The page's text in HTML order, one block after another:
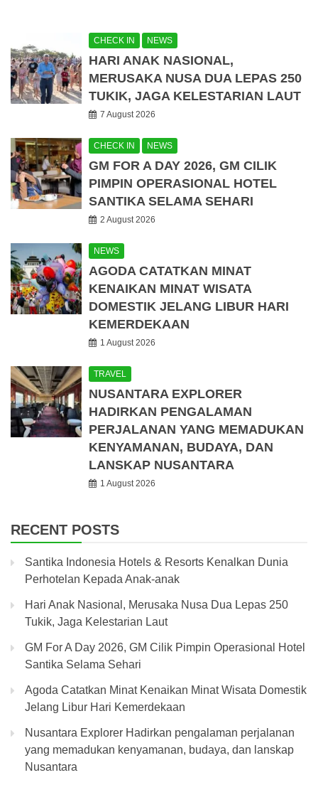
CHECK IN NEWS
HARI ANAK NASIONAL,
MERUSAKA NUSA DUA LEPAS 250
TUKIK, JAGA KELESTARIAN LAUT
7 August 2026
CHECK IN NEWS
GM FOR A DAY 2026, GM CILIK
PIMPIN OPERASIONAL HOTEL
SANTIKA SELAMA SEHARI
2 August 2026
NEWS
AGODA CATATKAN MINAT
KENAIKAN MINAT WISATA
DOMESTIK JELANG LIBUR HARI
KEMERDEKAAN
1 August 2026
TRAVEL
NUSANTARA EXPLORER
HADIRKAN PENGALAMAN
PERJALANAN YANG MEMADUKAN
KENYAMANAN, BUDAYA, DAN
LANSKAP NUSANTARA
1 August 2026
RECENT POSTS
Santika Indonesia Hotels & Resorts Kenalkan Dunia
Perhotelan Kepada Anak-anak
Hari Anak Nasional, Merusaka Nusa Dua Lepas 250
Tukik, Jaga Kelestarian Laut
GM For A Day 2026, GM Cilik Pimpin Operasional Hotel
Santika Selama Sehari
Agoda Catatkan Minat Kenaikan Minat Wisata Domestik
Jelang Libur Hari Kemerdekaan
Nusantara Explorer Hadirkan pengalaman perjalanan
yang memadukan kenyamanan, budaya, dan lanskap
Nusantara